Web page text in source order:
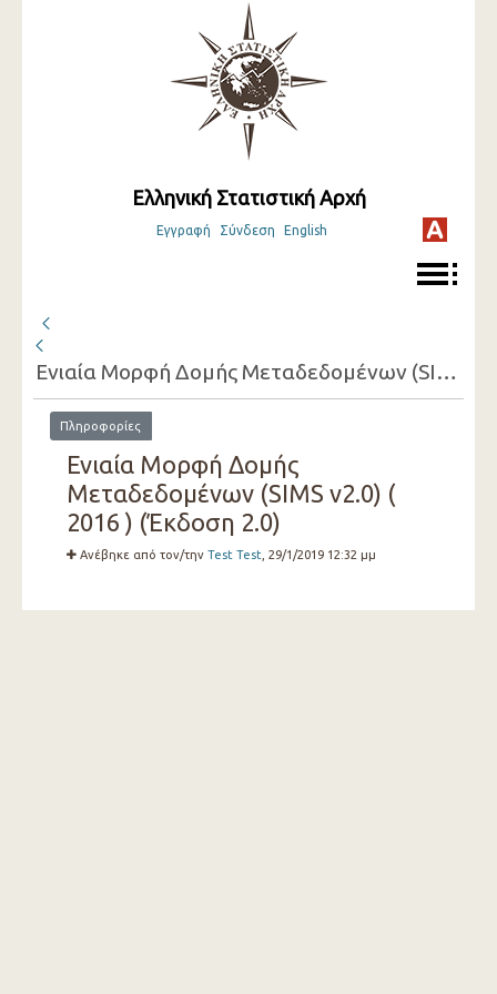
Ελληνική Στατιστική Αρχή
Εγγραφή Σύνδεση English
Ενιαία Μορφή Δομής Μεταδεδομένων (SIMS v2.0) ( 2016 )
Πληροφορίες
Ενιαία Μορφή Δομής
Μεταδεδομένων (SIMS v2.0) (
2016 ) (Έκδοση 2.0)
Ανέβηκε από τον/την Test Test , 29/1/2019 12:32 μμ